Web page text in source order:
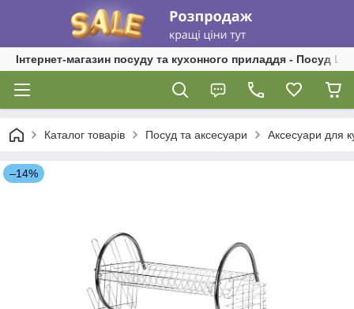
Інтернет-магазин посуду та кухонного приладдя - Посуд
Каталог товарів Посуд та аксесуари Аксесуари для
–14%